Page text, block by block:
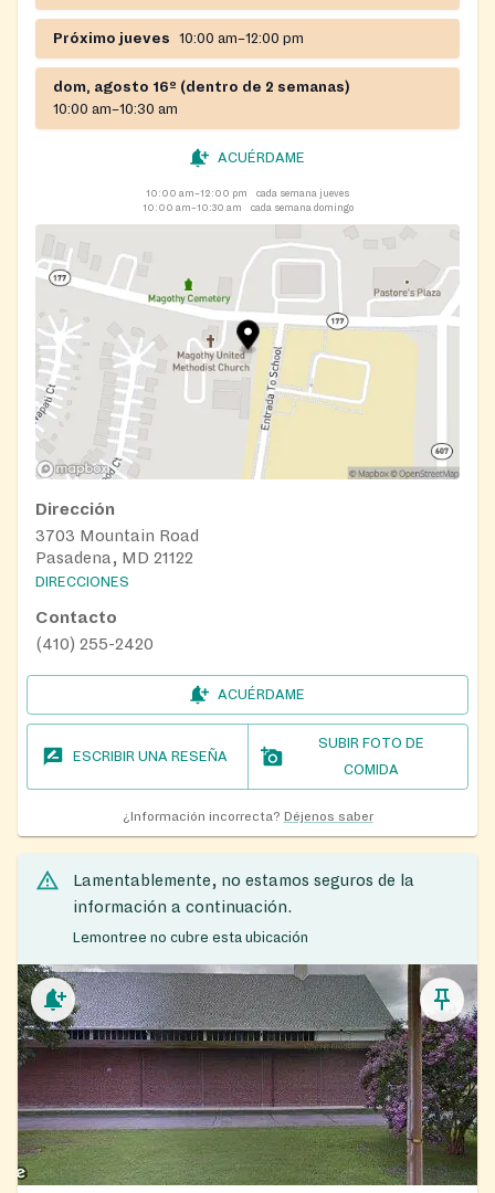
Próximo jueves 10:00 am–12:00 pm
dom, agosto 16º (dentro de 2 semanas)
10:00 am–10:30 am
ACUÉRDAME
10:00 am–12:00 pm
cada semana jueves
10:00 am–10:30 am
cada semana domingo
Dirección
3703 Mountain Road
Pasadena, MD 21122
DIRECCIONES
Contacto
(410) 255-2420
ACUÉRDAME
ESCRIBIR UNA RESEÑA
SUBIR FOTO DE
COMIDA
¿Información incorrecta? Déjenos saber
Lamentablemente, no estamos seguros de la
información a continuación.
Lemontree no cubre esta ubicación